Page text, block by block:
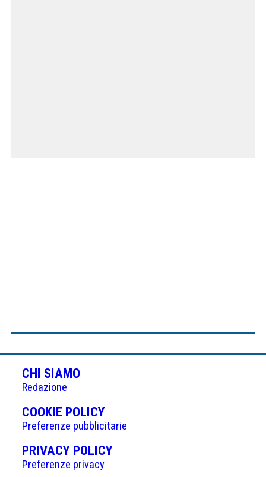
CHI SIAMO
Redazione
COOKIE POLICY(APRE
IN
UNA
NUOVA
Preferenze pubblicitarie
PRIVACY POLICY(APRE
Preferenze privacy